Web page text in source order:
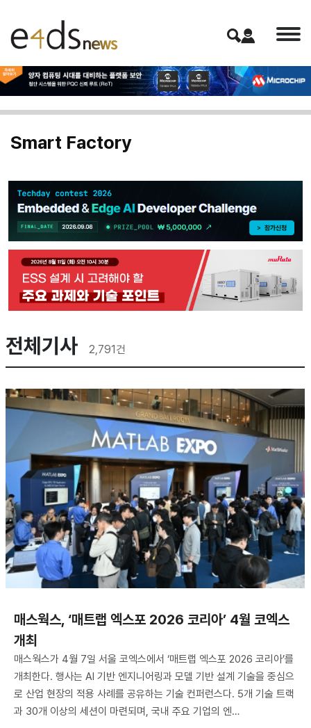
Smart Factory
전체기사 2,791건
매스웍스, ‘매트랩 엑스포 2026 코리아’ 4월 코엑스
개최
매스웍스가 4월 7일 서울 코엑스에서 ‘매트랩 엑스포 2026 코리아’를
개최한다. 행사는 AI 기반 엔지니어링과 모델 기반 설계 기술을 중심으
로 산업 현장의 적용 사례를 공유하는 기술 컨퍼런스다. 5개 기술 트랙
과 30개 이상의 세션이 마련되며, 국내 주요 기업의 엔…